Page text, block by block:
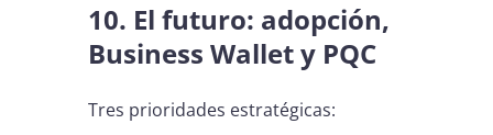
10. El futuro: adopción,
Business Wallet y PQC
Tres prioridades estratégicas: